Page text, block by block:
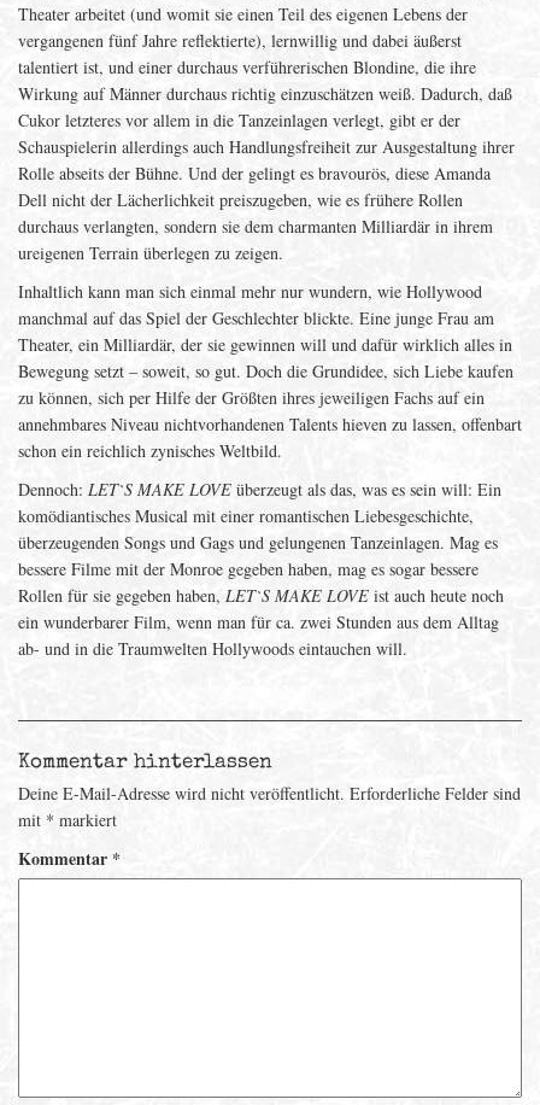
Theater arbeitet (und womit sie einen Teil des eigenen Lebens der
vergangenen fünf Jahre reflektierte), lernwillig und dabei äußerst
talentiert ist, und einer durchaus verführerischen Blondine, die ihre
Wirkung auf Männer durchaus richtig einzuschätzen weiß. Dadurch, daß
Cukor letzteres vor allem in die Tanzeinlagen verlegt, gibt er der
Schauspielerin allerdings auch Handlungsfreiheit zur Ausgestaltung ihrer
Rolle abseits der Bühne. Und der gelingt es bravourös, diese Amanda
Dell nicht der Lächerlichkeit preiszugeben, wie es frühere Rollen
durchaus verlangten, sondern sie dem charmanten Milliardär in ihrem
ureigenen Terrain überlegen zu zeigen.
Inhaltlich kann man sich einmal mehr nur wundern, wie Hollywood
manchmal auf das Spiel der Geschlechter blickte. Eine junge Frau am
Theater, ein Milliardär, der sie gewinnen will und dafür wirklich alles in
Bewegung setzt – soweit, so gut. Doch die Grundidee, sich Liebe kaufen
zu können, sich per Hilfe der Größten ihres jeweiligen Fachs auf ein
annehmbares Niveau nichtvorhandenen Talents hieven zu lassen, offenbart
schon ein reichlich zynisches Weltbild.
Dennoch: LET`S MAKE LOVE überzeugt als das, was es sein will: Ein
komödiantisches Musical mit einer romantischen Liebesgeschichte,
überzeugenden Songs und Gags und gelungenen Tanzeinlagen. Mag es
bessere Filme mit der Monroe gegeben haben, mag es sogar bessere
Rollen für sie gegeben haben, LET`S MAKE LOVE ist auch heute noch
ein wunderbarer Film, wenn man für ca. zwei Stunden aus dem Alltag
ab- und in die Traumwelten Hollywoods eintauchen will.
Kommentar hinterlassen
Deine E-Mail-Adresse wird nicht veröffentlicht. Erforderliche Felder sind
mit * markiert
Kommentar *